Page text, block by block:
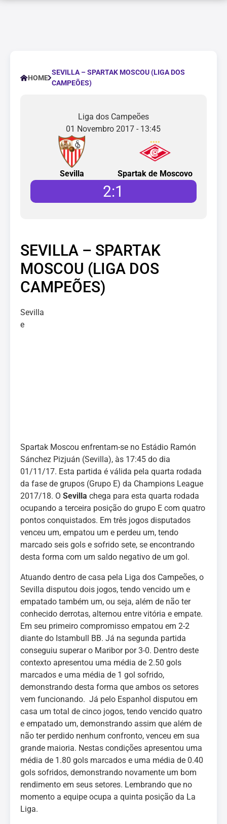
HOME
SEVILLA – SPARTAK MOSCOU (LIGA DOS
CAMPEÕES)
Liga dos Campeões
01 Novembro 2017 - 13:45
Sevilla Spartak de Moscovo
2:1
SEVILLA – SPARTAK
MOSCOU (LIGA DOS
CAMPEÕES)
Sevilla
e
Spartak Moscou enfrentam-se no Estádio Ramón
Sánchez Pizjuán (Sevilla), às 17:45 do dia
01/11/17. Esta partida é válida pela quarta rodada
da fase de grupos (Grupo E) da Champions League
2017/18. O Sevilla chega para esta quarta rodada
ocupando a terceira posição do grupo E com quatro
pontos conquistados. Em três jogos disputados
venceu um, empatou um e perdeu um, tendo
marcado seis gols e sofrido sete, se encontrando
desta forma com um saldo negativo de um gol.
Atuando dentro de casa pela Liga dos Campeões, o
Sevilla disputou dois jogos, tendo vencido um e
empatado também um, ou seja, além de não ter
conhecido derrotas, alternou entre vitória e empate.
Em seu primeiro compromisso empatou em 2-2
diante do Istambull BB. Já na segunda partida
conseguiu superar o Maribor por 3-0. Dentro deste
contexto apresentou uma média de 2.50 gols
marcados e uma média de 1 gol sofrido,
demonstrando desta forma que ambos os setores
vem funcionando. Já pelo Espanhol disputou em
casa um total de cinco jogos, tendo vencido quatro
e empatado um, demonstrando assim que além de
não ter perdido nenhum confronto, venceu em sua
grande maioria. Nestas condições apresentou uma
média de 1.80 gols marcados e uma média de 0.40
gols sofridos, demonstrando novamente um bom
rendimento em seus setores. Lembrando que no
momento a equipe ocupa a quinta posição da La
Liga.